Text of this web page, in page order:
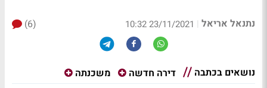
נתנאל אריאל |
23/11/2021 10:32
(6)
נושאים בכתבה דירה חדשה משכנתה